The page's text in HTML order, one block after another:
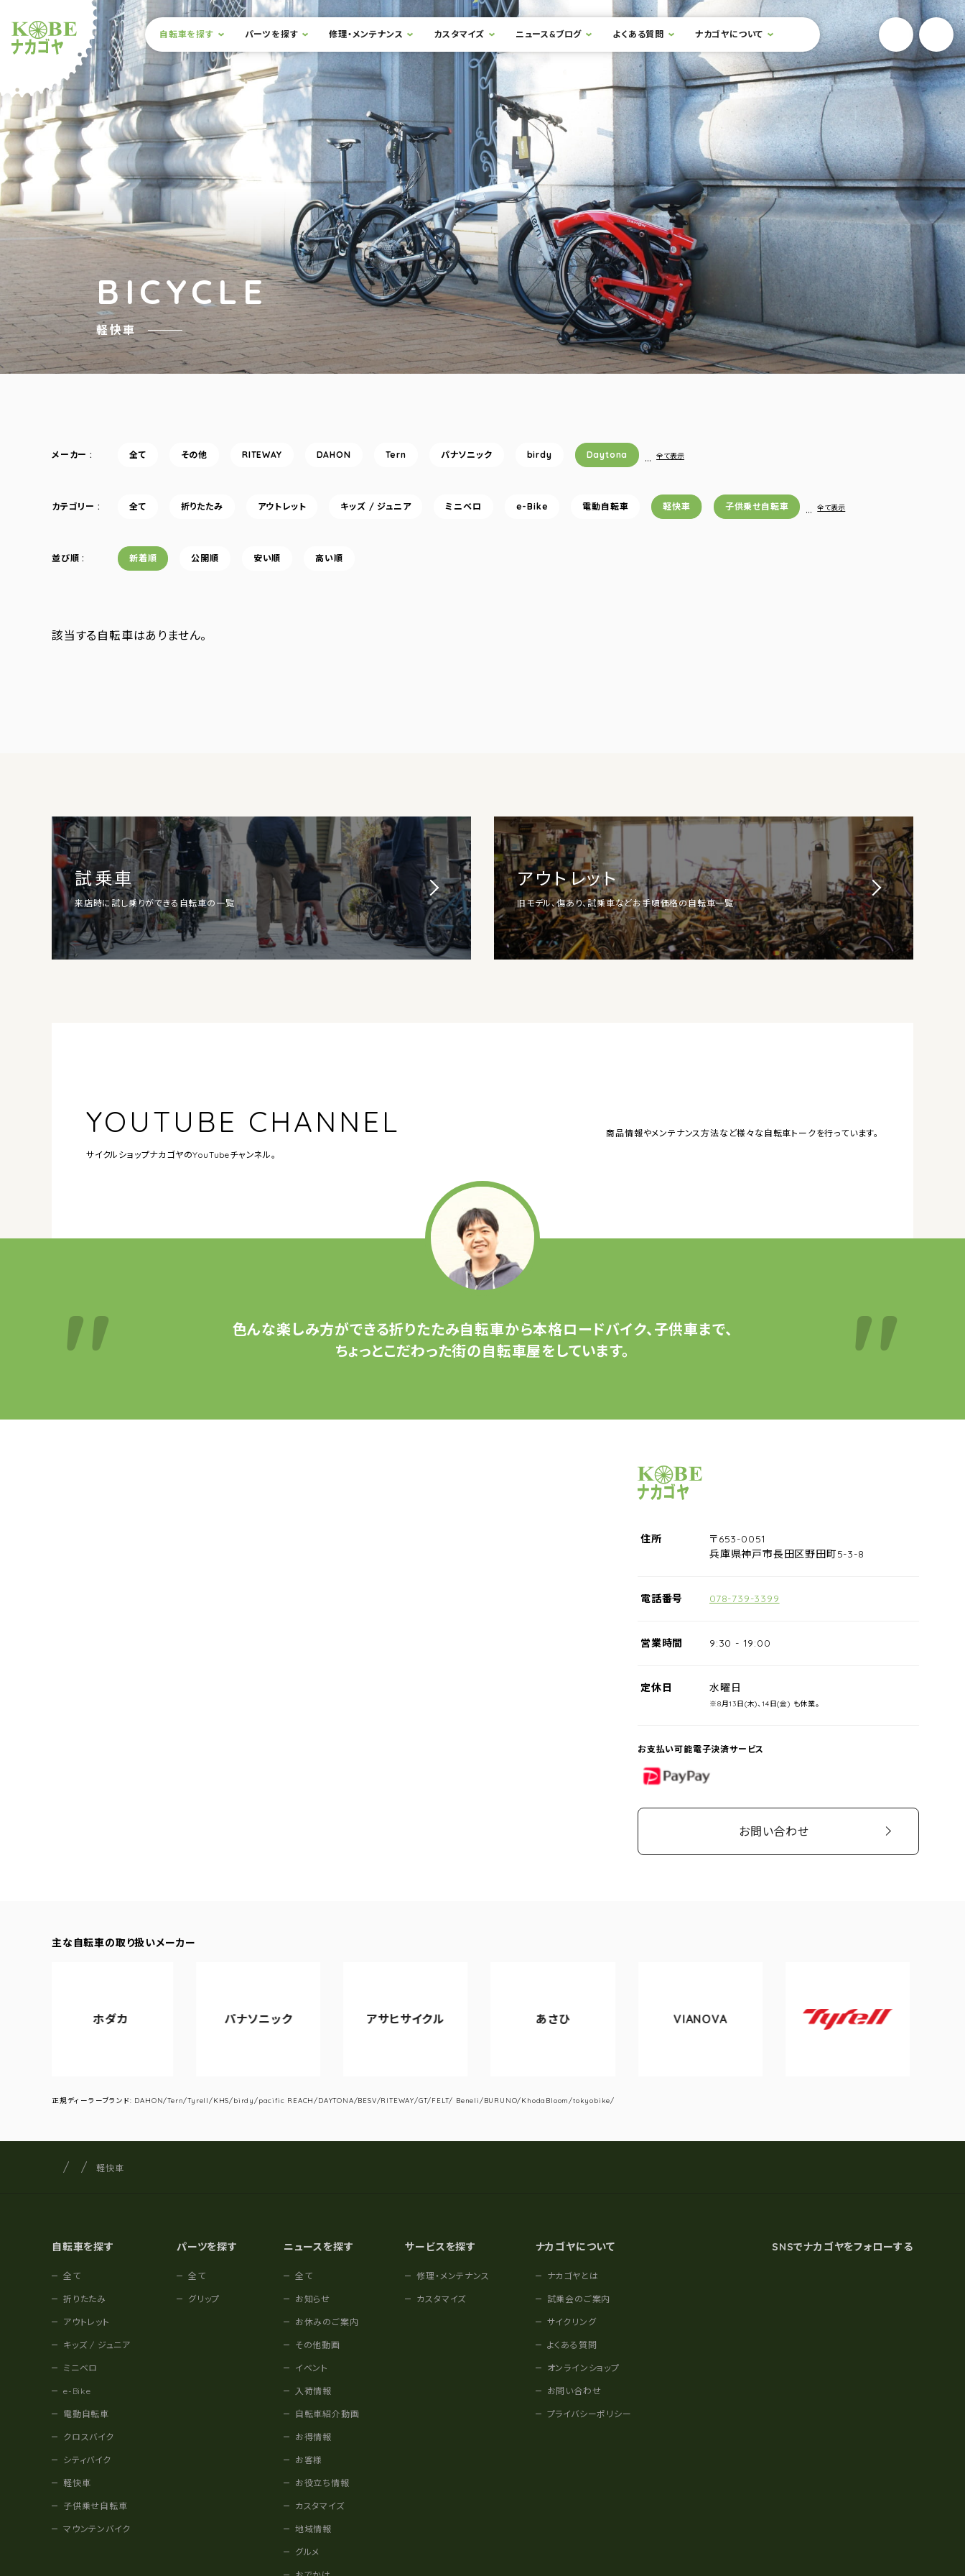
ショップナカゴヤ
サイト内メニュー
本文までスキップ
自転車を探す パーツを探す 修理・メンテナンス カスタマイズ ニュース&ブログ よくある質問 ナカゴヤについて 検索フォームを開閉する YouTube
BICYCLE
軽快車
メーカー 全て その他 RITEWAY DAHON Tern パナソニック birdy Daytona … 全て表示
カテゴリー 全て 折りたたみ アウトレット キッズ / ジュニア ミニベロ e-Bike 電動自転車 軽快車 子供乗せ自転車 … 全て表示
並び順 新着順 公開順 安い順 高い順
該当する自転車はありません。
試乗車
来店時に試し乗りができる自転車の一覧
アウトレット
旧モデル、傷あり、試乗車などお手頃価格の自転車一覧
YOUTUBE CHANNEL
サイクルショップナカゴヤのYouTubeチャンネル。
商品情報やメンテナンス方法など様々な自転車トークを行っています。
色んな楽しみ方ができる折りたたみ自転車から本格ロードバイク、子供車まで、
ちょっとこだわった街の自転車屋をしています。
サイクルショップナカゴヤ
住所
〒653-0051
兵庫県神戸市長田区野田町5-3-8
電話番号 078-739-3399
営業時間 9:30 - 19:00
定休日 水曜日
※8月13日(木)、14日(金) も休業。
お支払い可能電子決済サービス
PayPay
お問い合わせ
主な自転車の取り扱いメーカー
アサヒサイクル
Tyrell
正規ディーラーブランド: DAHON/Tern/Tyrell/KHS/birdy/pacific REACH/DAYTONA/BESV/RITEWAY/GT/FELT/ Beneli/BURUNO/KhodaBloom/tokyobike/
サイト内の現在地
サイクルショップナカゴヤ
軽快車
自転車を探す
全て
折りたたみ
アウトレット
キッズ / ジュニア
ミニベロ
e-Bike
電動自転車
クロスバイク
シティバイク
軽快車
子供乗せ自転車
マウンテンバイク
パーツを探す
全て
グリップ
ニュースを探す
全て
お知らせ
お休みのご案内
その他動画
イベント
入荷情報
自転車紹介動画
お得情報
お客様
お役立ち情報
カスタマイズ
地域情報
グルメ
サービスを探す
修理・メンテナンス
カスタマイズ
ナカゴヤについて
ナカゴヤとは
試乗会のご案内
サイクリング
よくある質問
オンラインショップ
お問い合わせ
プライバシーポリシー
SNSでナカゴヤをフォローする